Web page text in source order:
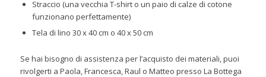
Straccio (una vecchia T-shirt o un paio di calze di cotone
funzionano perfettamente)
Tela di lino 30 x 40 cm o 40 x 50 cm
Se hai bisogno di assistenza per l’acquisto dei materiali, puoi
rivolgerti a Paola, Francesca, Raul o Matteo presso La Bottega